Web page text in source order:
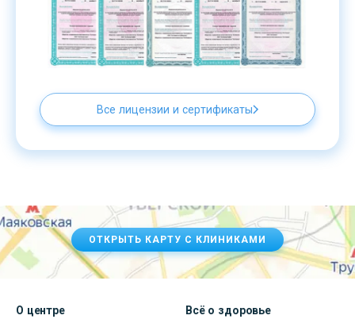
Все лицензии и сертификаты
ОТКРЫТЬ КАРТУ С КЛИНИКАМИ
О центре Всё о здоровье